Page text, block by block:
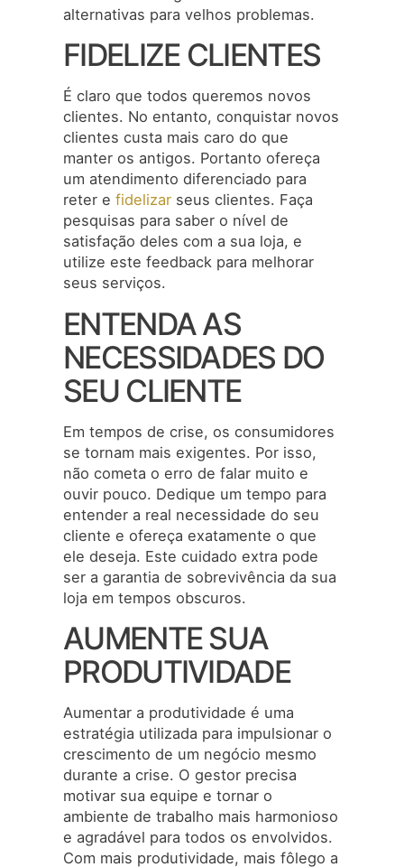
alternativas para velhos problemas.
FIDELIZE CLIENTES
É claro que todos queremos novos
clientes. No entanto, conquistar novos
clientes custa mais caro do que
manter os antigos. Portanto ofereça
um atendimento diferenciado para
reter e fidelizar seus clientes. Faça
pesquisas para saber o nível de
satisfação deles com a sua loja, e
utilize este feedback para melhorar
seus serviços.
ENTENDA AS
NECESSIDADES DO
SEU CLIENTE
Em tempos de crise, os consumidores
se tornam mais exigentes. Por isso,
não cometa o erro de falar muito e
ouvir pouco. Dedique um tempo para
entender a real necessidade do seu
cliente e ofereça exatamente o que
ele deseja. Este cuidado extra pode
ser a garantia de sobrevivência da sua
loja em tempos obscuros.
AUMENTE SUA
PRODUTIVIDADE
Aumentar a produtividade é uma
estratégia utilizada para impulsionar o
crescimento de um negócio mesmo
durante a crise. O gestor precisa
motivar sua equipe e tornar o
ambiente de trabalho mais harmonioso
e agradável para todos os envolvidos.
Com mais produtividade, mais fôlego a